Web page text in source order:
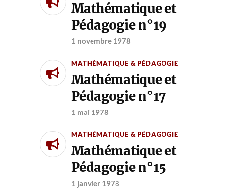
Mathématique et
Pédagogie n°19
1 novembre 1978
MATHÉMATIQUE & PÉDAGOGIE
Mathématique et
Pédagogie n°17
1 mai 1978
MATHÉMATIQUE & PÉDAGOGIE
Mathématique et
Pédagogie n°15
1 janvier 1978